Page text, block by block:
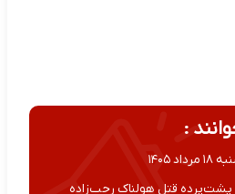
:
پشت‌پرده قتل هولناک رجب‌زاده